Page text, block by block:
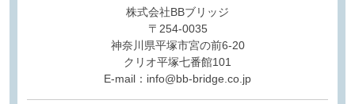
株式会社BBブリッジ
〒254-0035
神奈川県平塚市宮の前6-20
クリオ平塚七番館101
E-mail：info@bb-bridge.co.jp